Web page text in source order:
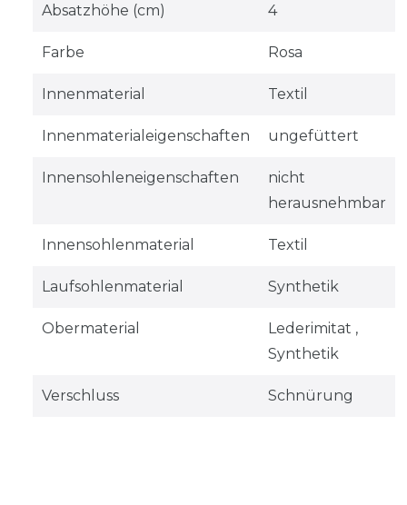
Absatzhöhe (cm) 4
Farbe Rosa
Innenmaterial Textil
Innenmaterialeigenschaften ungefüttert
Innensohleneigenschaften
nicht
herausnehmbar
Innensohlenmaterial Textil
Laufsohlenmaterial Synthetik
Obermaterial
Lederimitat ,
Synthetik
Verschluss Schnürung